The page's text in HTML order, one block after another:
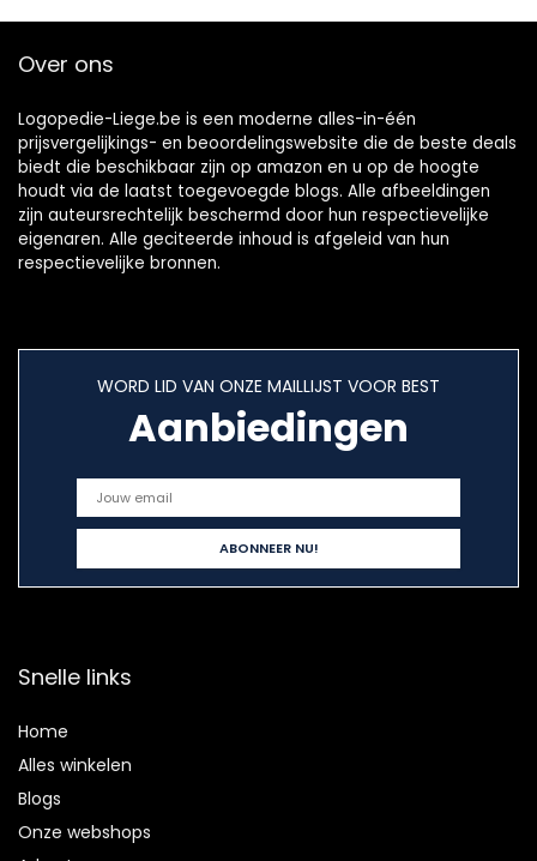
met Reisdekking,
Over ons
Logopedie-Liege.be is een moderne alles-in-één
prijsvergelijkings- en beoordelingswebsite die de beste deals
biedt die beschikbaar zijn op amazon en u op de hoogte
houdt via de laatst toegevoegde blogs. Alle afbeeldingen
zijn auteursrechtelijk beschermd door hun respectievelijke
eigenaren. Alle geciteerde inhoud is afgeleid van hun
respectievelijke bronnen.
WORD LID VAN ONZE MAILLIJST VOOR BEST
Aanbiedingen
Snelle links
Home
Alles winkelen
Blogs
Onze webshops